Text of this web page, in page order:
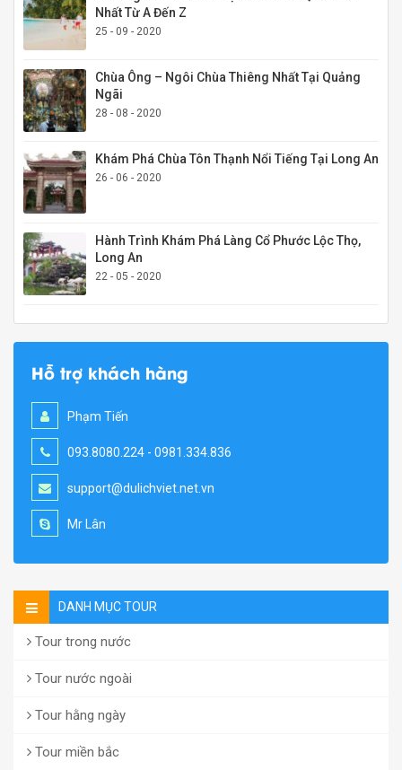
Nhất Từ A Đến Z
25 - 09 - 2020
Chùa Ông – Ngôi Chùa Thiêng Nhất Tại Quảng
Ngãi
28 - 08 - 2020
Khám Phá Chùa Tôn Thạnh Nổi Tiếng Tại Long An
26 - 06 - 2020
Hành Trình Khám Phá Làng Cổ Phước Lộc Thọ,
Long An
22 - 05 - 2020
Hỗ trợ khách hàng
Phạm Tiến
093.8080.224 - 0981.334.836
support@dulichviet.net.vn
Mr Lân
DANH MỤC TOUR
Tour trong nước
Tour nước ngoài
Tour hằng ngày
Tour miền bắc